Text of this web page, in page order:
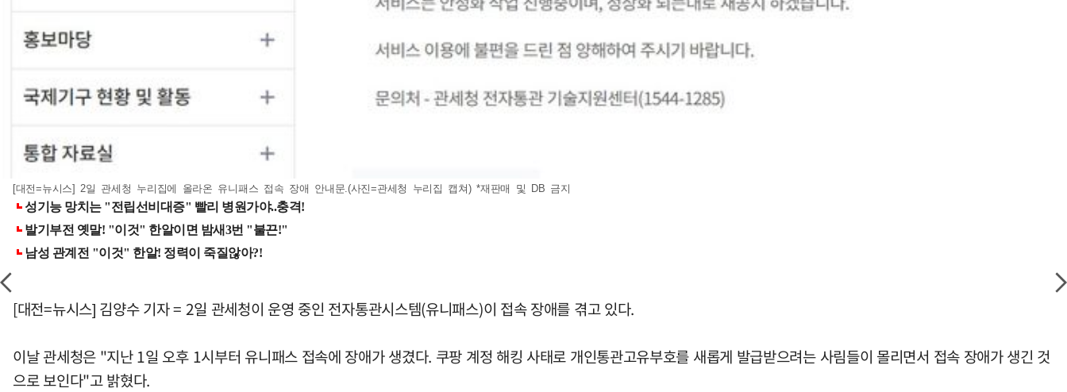
[대전=뉴시스] 2일 관세청 누리집에 올라온 유니패스 접속 장애 안내문.(사진=관세청 누리집 캡쳐) *재판매 및 DB 금지
[대전=뉴시스] 김양수 기자 = 2일 관세청이 운영 중인 전자통관시스템(유니패스)이 접속 장애를 겪고 있다.
이날 관세청은 "지난 1일 오후 1시부터 유니패스 접속에 장애가 생겼다. 쿠팡 계정 해킹 사태로 개인통관고유부호를 새롭게 발급받으려는 사림들이 몰리면서 접속 장애가 생긴 것
으로 보인다"고 밝혔다.